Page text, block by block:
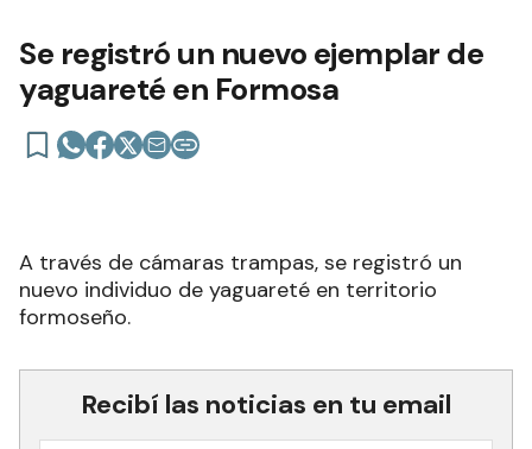
Se registró un nuevo ejemplar de
yaguareté en Formosa
A través de cámaras trampas, se registró un
nuevo individuo de yaguareté en territorio
formoseño.
Recibí las noticias en tu email